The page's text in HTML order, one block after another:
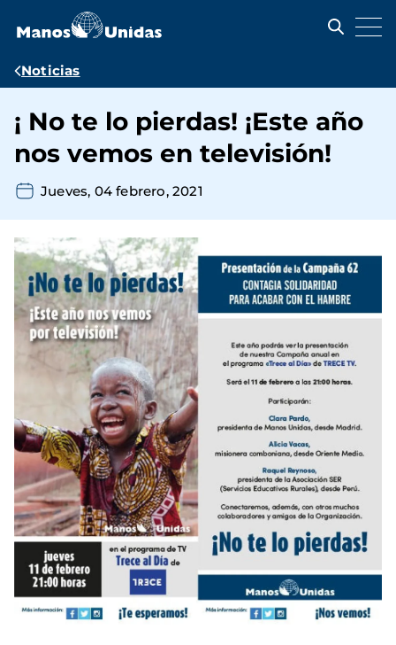
contenido
Ruta
navegación
Noticias
¡ No te lo pierdas! ¡Este año
nos vemos en televisión!
Jueves, 04 febrero, 2021